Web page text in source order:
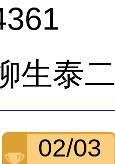
生泰二
02/03